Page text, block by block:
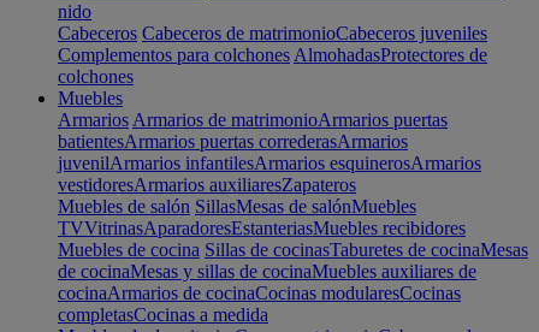
nido
Cabeceros Cabeceros de matrimonioCabeceros juveniles
Complementos para colchones AlmohadasProtectores de
colchones
Muebles
Armarios Armarios de matrimonioArmarios puertas
batientesArmarios puertas correderasArmarios
juvenilArmarios infantilesArmarios esquinerosArmarios
vestidoresArmarios auxiliaresZapateros
Muebles de salón SillasMesas de salónMuebles
TVVitrinasAparadoresEstanteriasMuebles recibidores
Muebles de cocina Sillas de cocinasTaburetes de cocinaMesas
de cocinaMesas y sillas de cocinaMuebles auxiliares de
cocinaArmarios de cocinaCocinas modularesCocinas
completasCocinas a medida